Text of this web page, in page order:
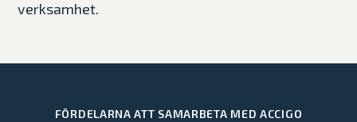
verksamhet.
FÖRDELARNA ATT SAMARBETA MED ACCIGO